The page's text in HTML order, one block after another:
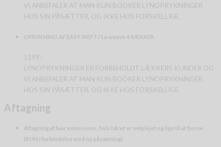
VI ANBEFALER AT MAN KUN BOOKER LYNOPRYKNINGER
HOS SIN PÅSÆTTER, OG IKKE HOS FORSKELLIGE.
OPRYKNING AF EASY WEFT / La weave 4 RÆKKER
1199,-
LYNOPRYKNINGER ER FORBEHOLDT LÆKKERS KUNDER OG
VI ANBEFALER AT MAN KUN BOOKER LYNOPRYKNINGER
HOS SIN PÅSÆTTER, OG IKKE HOS FORSKELLIGE.
Aftagning
Aftagning af hair extensions, hvis håret er velplejet og lige til at fjerne
(KUN i forbindelse med ny påsætning)